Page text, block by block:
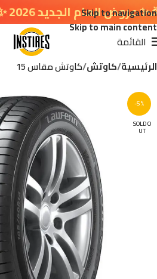
Skip to navigation
Skip to main content
القائمة
الرئيسية كاوتش كاوتش مقاس 15
-5%
SOLD O
UT
الجديد 2026 ✨🎁 خصومات إضافية في سلة التسوق 🔥